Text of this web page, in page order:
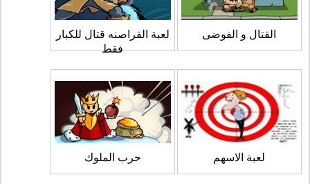
القتال و الفوضى
لعبة القراصنه قتال للكبار
فقط
لعبة الاسهم حرب الملوك